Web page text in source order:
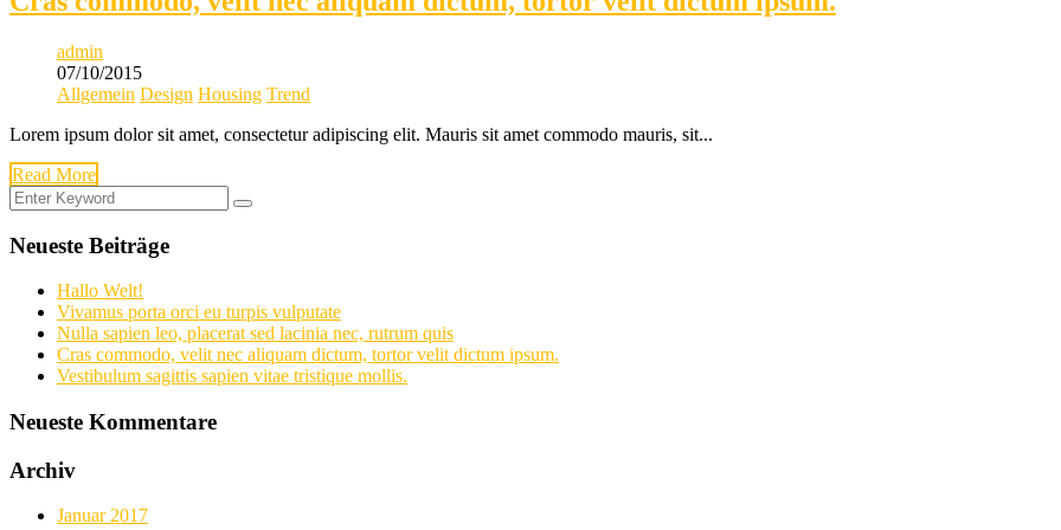
admin
07/10/2015
Allgemein Design Housing Trend
Lorem ipsum dolor sit amet, consectetur adipiscing elit. Mauris sit amet commodo mauris, sit...
Read More
Neueste Beiträge
Hallo Welt!
Vivamus porta orci eu turpis vulputate
Nulla sapien leo, placerat sed lacinia nec, rutrum quis
Cras commodo, velit nec aliquam dictum, tortor velit dictum ipsum.
Vestibulum sagittis sapien vitae tristique mollis.
Neueste Kommentare
Archiv
Januar 2017